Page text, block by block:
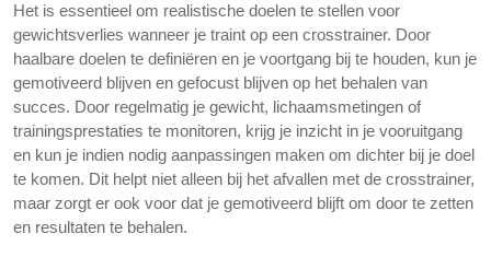
Het is essentieel om realistische doelen te stellen voor
gewichtsverlies wanneer je traint op een crosstrainer. Door
haalbare doelen te definiëren en je voortgang bij te houden, kun je
gemotiveerd blijven en gefocust blijven op het behalen van
succes. Door regelmatig je gewicht, lichaamsmetingen of
trainingsprestaties te monitoren, krijg je inzicht in je vooruitgang
en kun je indien nodig aanpassingen maken om dichter bij je doel
te komen. Dit helpt niet alleen bij het afvallen met de crosstrainer,
maar zorgt er ook voor dat je gemotiveerd blijft om door te zetten
en resultaten te behalen.